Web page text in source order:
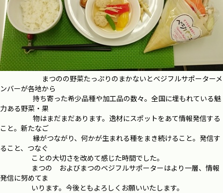
まつのの野菜たっぷりのまかないとベジフルサポーターメ
ンバーが各地から
持ち寄った希少品種や加工品の数々。全国に埋もれている魅
力ある野菜・果
物はまだまだあります。逸材にスポットをあて情報発信する
こと。新たなご
縁がつながり、何かが生まれる種をまき続けること。発信す
ること、つなぐ
ことの大切さを改めて感じた時間でした。
まつの およびまつのベジフルサポーターはより一層、情報
発信に努めてま
いります。今後ともよろしくお願いいたします。